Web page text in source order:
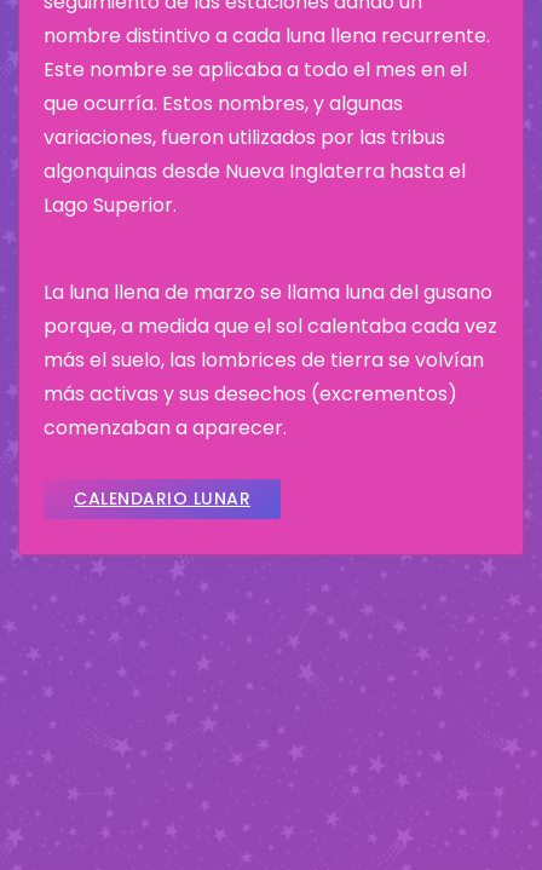
nombre distintivo a cada luna llena recurrente.
Este nombre se aplicaba a todo el mes en el
que ocurría. Estos nombres, y algunas
variaciones, fueron utilizados por las tribus
algonquinas desde Nueva Inglaterra hasta el
Lago Superior.
La luna llena de marzo se llama luna del gusano
porque, a medida que el sol calentaba cada vez
más el suelo, las lombrices de tierra se volvían
más activas y sus desechos (excrementos)
comenzaban a aparecer.
CALENDARIO LUNAR